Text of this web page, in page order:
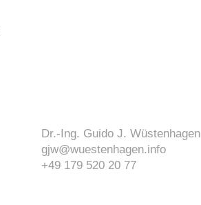
Dr.-Ing. Guido J. Wüstenhagen
gjw@wuestenhagen.info
+49 179 520 20 77